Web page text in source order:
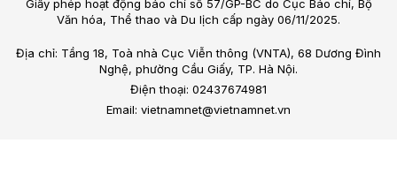
Giấy phép hoạt động báo chí số 57/GP-BC do Cục Báo chí, Bộ
Văn hóa, Thể thao và Du lịch cấp ngày 06/11/2025.
Địa chỉ: Tầng 18, Toà nhà Cục Viễn thông (VNTA), 68 Dương Đình
Nghệ, phường Cầu Giấy, TP. Hà Nội.
Điện thoại: 02437674981
Email: vietnamnet@vietnamnet.vn